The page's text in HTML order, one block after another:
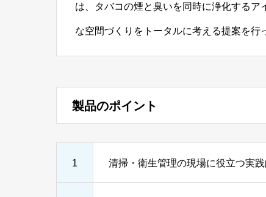
は、タバコの煙と臭いを同時に浄化する
な空間づくりをトータルに考える提案を行
製品のポイント
1 清掃・衛生管理の現場に役立つ実